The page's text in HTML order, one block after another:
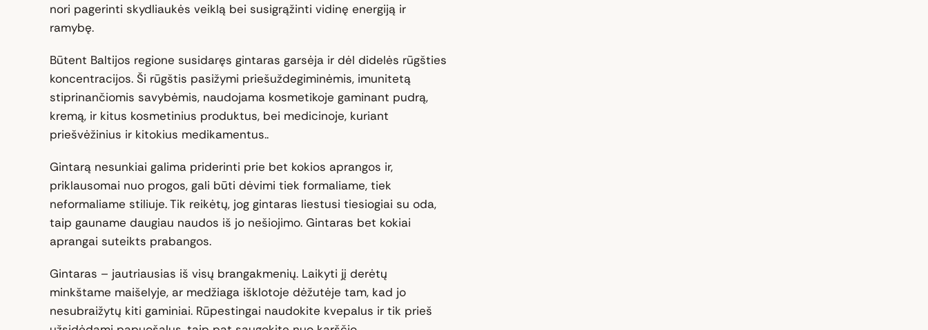
nori pagerinti skydliaukės veiklą bei susigrąžinti vidinę energiją ir
ramybę.
Būtent Baltijos regione susidaręs gintaras garsėja ir dėl didelės rūgšties
koncentracijos. Ši rūgštis pasižymi priešuždegiminėmis, imunitetą
stiprinančiomis savybėmis, naudojama kosmetikoje gaminant pudrą,
kremą, ir kitus kosmetinius produktus, bei medicinoje, kuriant
priešvėžinius ir kitokius medikamentus..
Gintarą nesunkiai galima priderinti prie bet kokios aprangos ir,
priklausomai nuo progos, gali būti dėvimi tiek formaliame, tiek
neformaliame stiliuje. Tik reikėtų, jog gintaras liestusi tiesiogiai su oda,
taip gauname daugiau naudos iš jo nešiojimo. Gintaras bet kokiai
aprangai suteikts prabangos.
Gintaras – jautriausias iš visų brangakmenių. Laikyti jį derėtų
minkštame maišelyje, ar medžiaga išklotoje dėžutėje tam, kad jo
nesubraižytų kiti gaminiai. Rūpestingai naudokite kvepalus ir tik prieš